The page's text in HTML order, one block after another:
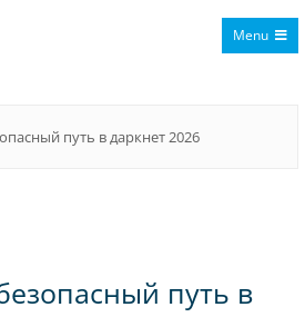
Menu
путь в даркнет 2026
путь в